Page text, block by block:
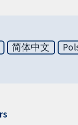
简体中文